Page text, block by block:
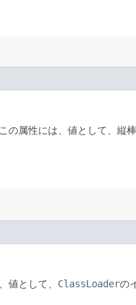
この属性には、値として、縦
値として、 ClassLoaderの